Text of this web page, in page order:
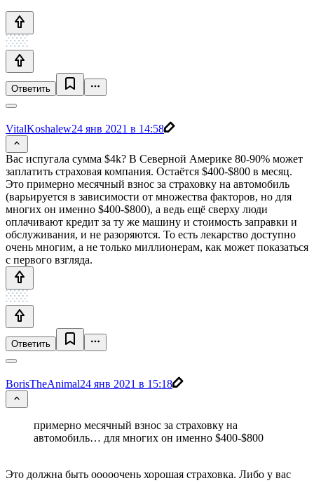
Ответить
VitalKoshalew24 янв 2021 в 14:58
Вас испугала сумма $4k? В Северной Америке 80-90% может
заплатить страховая компания. Остаётся $400-$800 в месяц.
Это примерно месячный взнос за страховку на автомобиль
(варьируется в зависимости от множества факторов, но для
многих он именно $400-$800), а ведь ещё сверху люди
оплачивают кредит за ту же машину и стоимость заправки и
обслуживания, и не разоряются. То есть лекарство доступно
очень многим, а не только миллионерам, как может показаться
с первого взгляда.
Ответить
BorisTheAnimal24 янв 2021 в 15:18
примерно месячный взнос за страховку на
автомобиль… для многих он именно $400-$800
Это должна быть ооооочень хорошая страховка. Либо у вас